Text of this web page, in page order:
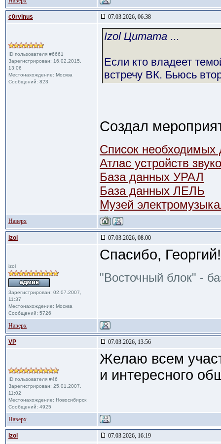
c0rvinus 07.03.2026, 06:38
ID пользователя #6661
Зарегистрирован: 16.02.2015,
13:06
Местонахождение: Москва
Сообщений: 823
Izol Цитата ...
Если кто владеет
встречу ВК. Бьюсь
Создал
Список необходимых
Атлас устройств
База данных УРАЛ
База данных ЛЕЛЬ
Музей
Наверх
Izol 07.03.2026, 08:00
izol
Зарегистрирован: 02.07.2007,
11:37
Местонахождение: Москва
Сообщений: 5726
Спасибо, Георгий!
"Восточный блок" -
Наверх
VP 07.03.2026, 13:56
ID пользователя #46
Зарегистрирован: 25.01.2007,
11:02
Местонахождение: Новосибирск
Сообщений: 4925
Желаю всем
и интересного
Наверх
Izol 07.03.2026, 16:19